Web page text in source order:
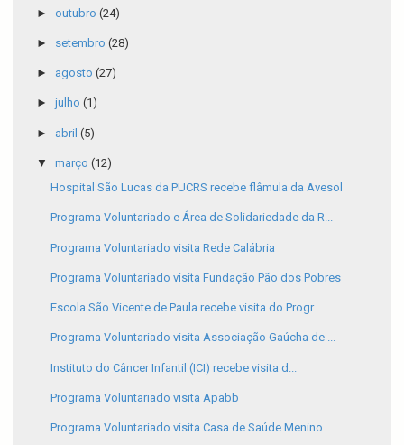
► outubro (24)
► setembro (28)
► agosto (27)
► julho (1)
► abril (5)
▼ março (12)
Hospital São Lucas da PUCRS recebe flâmula da Avesol
Programa Voluntariado e Área de Solidariedade da R...
Programa Voluntariado visita Rede Calábria
Programa Voluntariado visita Fundação Pão dos Pobres
Escola São Vicente de Paula recebe visita do Progr...
Programa Voluntariado visita Associação Gaúcha de ...
Instituto do Câncer Infantil (ICI) recebe visita d...
Programa Voluntariado visita Apabb
Programa Voluntariado visita Casa de Saúde Menino ...